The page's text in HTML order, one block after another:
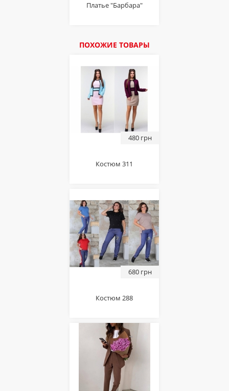
Платье "Барбара"
ПОХОЖИЕ ТОВАРЫ
480 грн
Костюм 311
680 грн
Костюм 288